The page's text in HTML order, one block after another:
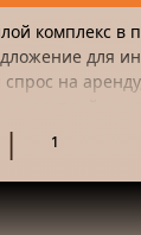
комплекс в
для
на
1